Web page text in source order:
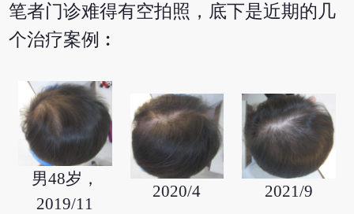
笔者门诊难得有空拍照，底下是近期的几
个治疗案例︰
男48岁，
2019/11
2020/4 2021/9